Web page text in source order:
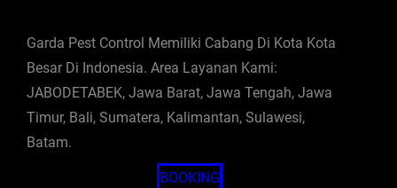
Garda Pest Control Memiliki Cabang Di Kota Kota
Besar Di Indonesia. Area Layanan Kami:
JABODETABEK, Jawa Barat, Jawa Tengah, Jawa
Timur, Bali, Sumatera, Kalimantan, Sulawesi,
Batam.
BOOKING